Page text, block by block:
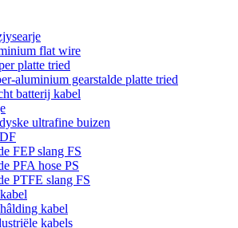
flat wire
platte tried
aluminium gearstalde platte tried
batterij kabel
ultrafine buizen
FEP slang FS
PFA hose PS
PTFE slang FS
kabel
kabels